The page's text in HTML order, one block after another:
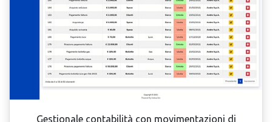
Gestionale contabilità con movimentazioni di